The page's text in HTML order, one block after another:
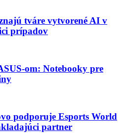
tváre vytvorené AI v
prípadov
om: Notebooky pre
podporuje Esports World
partner